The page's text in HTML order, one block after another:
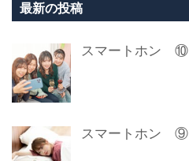
最新の投稿
スマートホン ⑩
スマートホン ⑨